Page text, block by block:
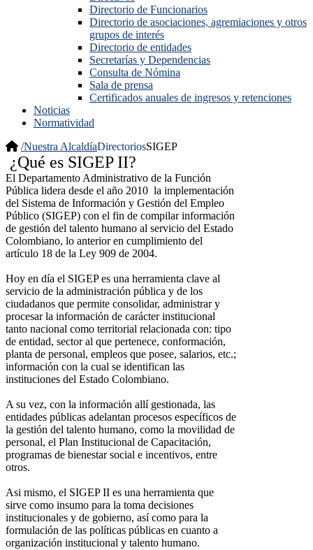
Directorio de Funcionarios
Directorio de asociaciones, agremiaciones y otros
grupos de interés
Directorio de entidades
Secretarías y Dependencias
Consulta de Nómina
Sala de prensa
Certificados anuales de ingresos y retenciones
Noticias
Normatividad
/Nuestra AlcaldíaDirectoriosSIGEP
¿Qué es SIGEP II?
El Departamento Administrativo de la Función
Pública lidera desde el año 2010 la implementación
del Sistema de Información y Gestión del Empleo
Público (SIGEP) con el fin de compilar información
de gestión del talento humano al servicio del Estado
Colombiano, lo anterior en cumplimiento del
artículo 18 de la Ley 909 de 2004.
Hoy en día el SIGEP es una herramienta clave al
servicio de la administración pública y de los
ciudadanos que permite consolidar, administrar y
procesar la información de carácter institucional
tanto nacional como territorial relacionada con: tipo
de entidad, sector al que pertenece, conformación,
planta de personal, empleos que posee, salarios, etc.;
información con la cual se identifican las
instituciones del Estado Colombiano.
A su vez, con la información allí gestionada, las
entidades públicas adelantan procesos específicos de
la gestión del talento humano, como la movilidad de
personal, el Plan Institucional de Capacitación,
programas de bienestar social e incentivos, entre
otros.
Asi mismo, el SIGEP II es una herramienta que
sirve como insumo para la toma decisiones
institucionales y de gobierno, así como para la
formulación de las políticas públicas en cuanto a
organización institucional y talento humano.